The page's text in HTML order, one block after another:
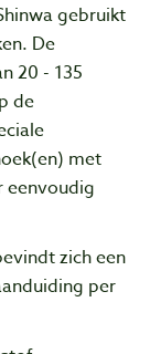
gebruikt
De
20 - 135
de
met
eenvoudig
zich een
per